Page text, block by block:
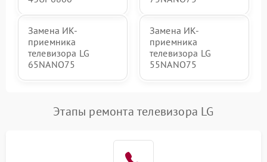
Замена ИК-
приемника
телевизора LG
65NANO75
Замена ИК-
приемника
телевизора LG
55NANO75
Этапы ремонта телевизора LG